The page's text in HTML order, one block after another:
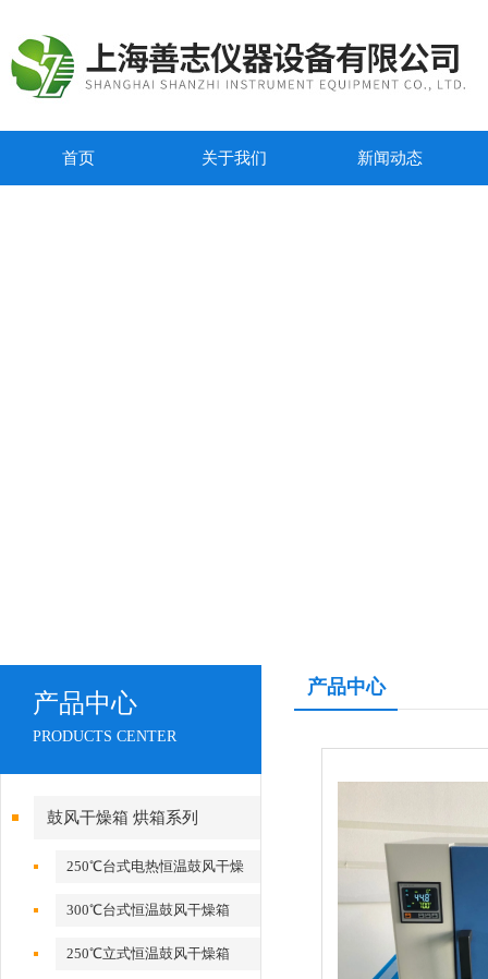
首页 关于我们 新闻动态
产品中心
PRODUCTS CENTER
鼓风干燥箱 烘箱系列
250℃台式电热恒温鼓风干燥
300℃台式恒温鼓风干燥箱
250℃立式恒温鼓风干燥箱
产品中心